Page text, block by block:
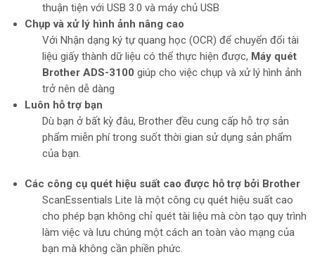
thuận tiện với USB 3.0 và máy chủ USB
Chụp và xử lý hình ảnh nâng cao
Với Nhận dạng ký tự quang học (OCR) để chuyển đổi tài
liệu giấy thành dữ liệu có thể thực hiện được, Máy quét
Brother ADS-3100 giúp cho việc chụp và xử lý hình ảnh
trở nên dễ dàng
Luôn hỗ trợ bạn
Dù bạn ở bất kỳ đâu, Brother đều cung cấp hỗ trợ sản
phẩm miễn phí trong suốt thời gian sử dụng sản phẩm
của bạn.
Các công cụ quét hiệu suất cao được hỗ trợ bởi Brother
ScanEssentials Lite là một công cụ quét hiệu suất cao
cho phép bạn không chỉ quét tài liệu mà còn tạo quy trình
làm việc và lưu chúng một cách an toàn vào mạng của
bạn mà không cần phiền phức.